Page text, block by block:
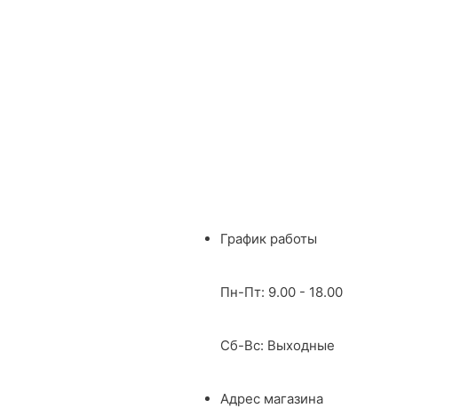
График работы
Пн-Пт: 9.00 - 18.00
Сб-Вс: Выходные
Адрес магазина